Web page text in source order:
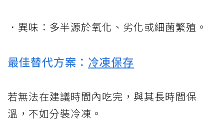
．異味：多半源於氧化、劣化或細菌繁殖。
最佳替代方案： 冷凍保存
若無法在建議時間內吃完，與其長時間保
溫，不如分裝冷凍。